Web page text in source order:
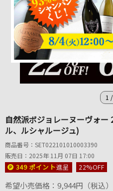
1 /
自然派ボジョレーヌーヴォ
ル、ルシャルージュ)
商品番号：SET022101010003390
販売日：2025年 11月 07日 17:00
349 ポイント進呈 22%OFF
希望小売価格：9,944円（税込）